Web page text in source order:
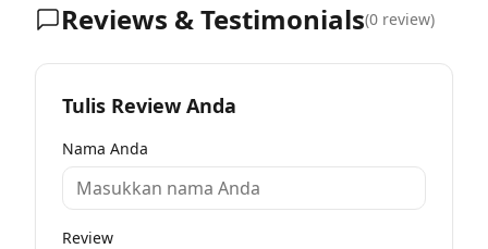
Reviews & Testimonials(0 review)
Tulis Review Anda
Nama Anda
Review